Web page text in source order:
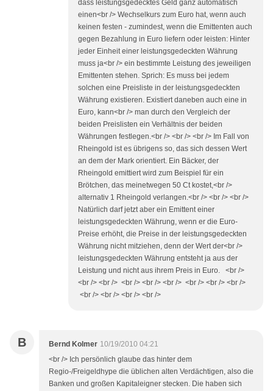
dass leistungsgedecktes Geld ganz automatisch
einen<br /> Wechselkurs zum Euro hat, wenn auch
keinen festen - zumindest, wenn die Emittenten auch
gegen Bezahlung in Euro liefern oder leisten: Hinter
jeder Einheit einer leistungsgedeckten Währung
muss ja<br /> ein bestimmte Leistung des jeweiligen
Emittenten stehen. Sprich: Es muss bei jedem
solchen eine Preisliste in der leistungsgedeckten
Währung existieren. Existiert daneben auch eine in
Euro, kann<br /> man durch den Vergleich der
beiden Preislisten ein Verhältnis der beiden
Währungen festlegen.<br /> <br /> <br /> Im Fall von
Rheingold ist es übrigens so, das sich dessen Wert
an dem der Mark orientiert. Ein Bäcker, der
Rheingold emittiert wird zum Beispiel für ein
Brötchen, das meinetwegen 50 Ct kostet,<br />
alternativ 1 Rheingold verlangen.<br /> <br /> <br />
Natürlich darf jetzt aber ein Emittent einer
leistungsgedeckten Währung, wenn er die Euro-
Preise erhöht, die Preise in der leistungsgedeckten
Währung nicht mitziehen, denn der Wert der<br />
leistungsgedeckten Währung entsteht ja aus der
Leistung und nicht aus ihrem Preis in Euro. <br />
<br /> <br /> <br /> <br /> <br /> <br /> <br /> <br />
<br /> <br /> <br /> <br />
B Bernd Kolmer 10/19/2010 04:21
<br /> Ich persönlich glaube das hinter dem
Regio-/Freigeldhype die üblichen alten Verdächtigen, also die
Banken und großen Kapitaleigner stecken. Die haben sich